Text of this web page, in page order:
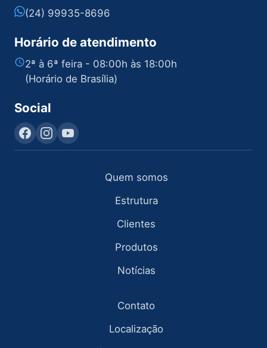
(24) 99935-8696
Horário de atendimento
2ª à 6ª feira - 08:00h às 18:00h
(Horário de Brasília)
Social
Quem somos
Estrutura
Clientes
Produtos
Notícias
Contato
Localização